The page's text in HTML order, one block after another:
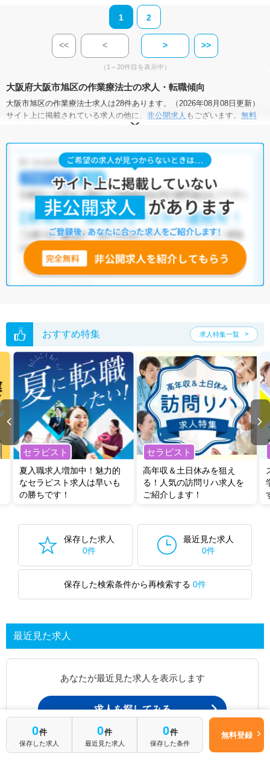
1 2
<< < > >>
（1～20件目を表示中）
大阪府大阪市旭区の作業療法士の求人・転職傾向
大阪市旭区の作業療法士求人は28件あります。（2026年08月08日更新）
サイト上に掲載されている求人の他に、 非公開求人 もございます。 無料
にお申し込みいただくと、全求人からご希望条件に合
大阪市旭区の作業療法士求人では以下のような条件が人気です。
土日祝休・積極採用中・ 残業少なめ 正社員(正職員)
・クリニック・介護福祉施設・訪問リハビリ(在宅医療)
リハビリ
・ 保育園 ・その他
他の条件でも人気の求人がございますので、「こだわり条件」から検索
いただくか、お気軽にお問い合わせください。
全国の作業療法士求人
無料転職支援サービス
にお申し込みいただくと、ご希望条件をヒアリン
グした上で求人をご提案いたします。
い。
おすすめ特集 求人特集一覧
セラピスト
夏入職求人増加中！魅力的
なセラピスト求人は早いも
の勝ちです！
セラピスト
高年収＆土日休みを狙え
る！人気の訪問リハ求人を
ご紹介します！
保存した求人
0件
最近見た求人
0件
保存した検索条件から再検索する 0件
最近見た求人
あなたが最近見た求人を表示します
求人を探してみる
0件
保存した求人
0件
最近見た求人
0件
保存した条件
無料登録